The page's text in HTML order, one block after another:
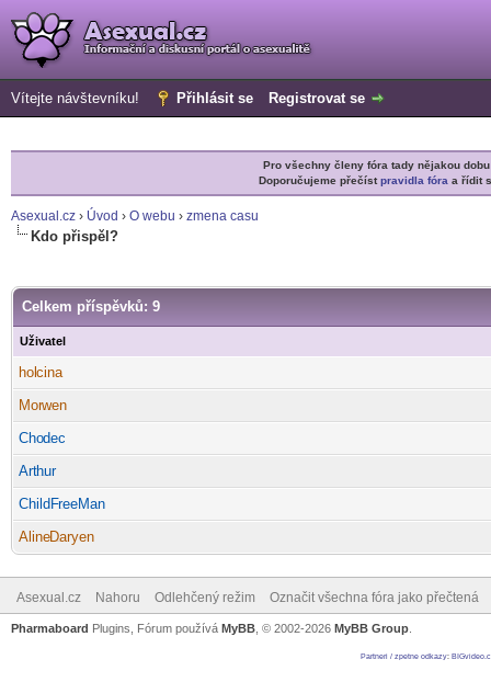
Vítejte návštevníku! Přihlásit se Registrovat se
Pro všechny členy fóra tady nějakou
Doporučujeme přečístpravidla fóra a řídit
Asexual.cz › Úvod › O webu › zmena casu
Kdo přispěl?
Celkem příspěvků: 9
Uživatel
holcina
Morwen
Chodec
Arthur
ChildFreeMan
AlineDaryen
Asexual.cz Nahoru Odlehčený režim Označit všechna fóra jako přečtená
Pharmaboard Plugins, Fórum používá MyBB , © 2002-2026 MyBB Group
Partneri / zpetne odkazy: